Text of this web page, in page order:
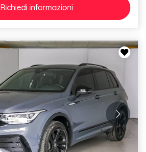
Richiedi informazioni